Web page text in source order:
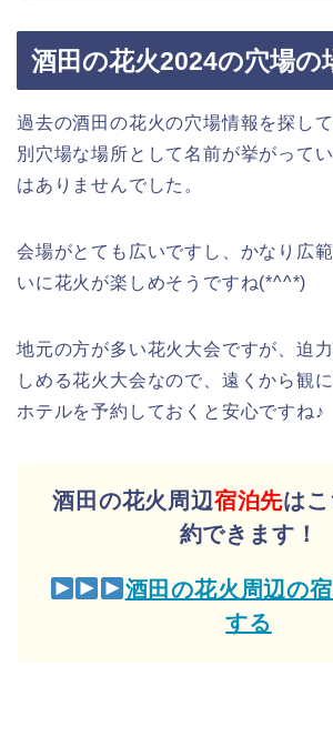
酒田の花火2024の穴場の
過去の酒田の花火の穴場情報を探し
別穴場な場所として名前が挙がって
はありませんでした。
会場がとても広いですし、かなり広
いに花火が楽しめそうですね(*^^*)
地元の方が多い花火大会ですが、迫
しめる花火大会なので、遠くから観
ホテルを予約しておくと安心ですね♪
酒田の花火周辺宿泊先は
約できます！
酒田の花火周辺の
する